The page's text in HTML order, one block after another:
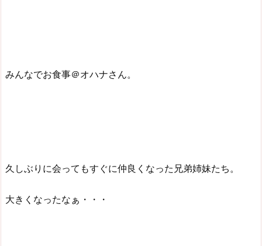
みんなでお食事＠オハナさん。
久しぶりに会ってもすぐに仲良くなった兄弟姉妹たち。
大きくなったなぁ・・・